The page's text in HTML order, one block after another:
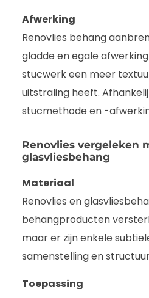
Afwerking
Renovlies behang
gladde en egale
stucwerk een meer
uitstraling heeft.
stucmethode en -
Renovlies vergeleken
glasvliesbehang
Materiaal
Renovlies en
behangproducten
maar er zijn enkele
samenstelling en
Toepassing